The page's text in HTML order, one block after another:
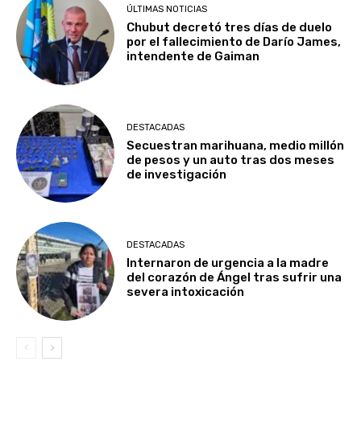
ÚLTIMAS NOTICIAS
Chubut decretó tres días de duelo
por el fallecimiento de Darío James,
intendente de Gaiman
DESTACADAS
Secuestran marihuana, medio millón
de pesos y un auto tras dos meses
de investigación
DESTACADAS
Internaron de urgencia a la madre
del corazón de Ángel tras sufrir una
severa intoxicación